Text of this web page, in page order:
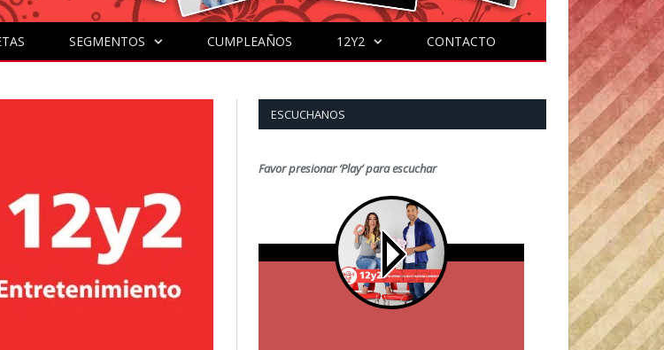
SEGMENTOS CUMPLEAÑOS 12Y2 CONTACTO
ESCUCHANOS
Favor presionar ‘Play’ para escuchar